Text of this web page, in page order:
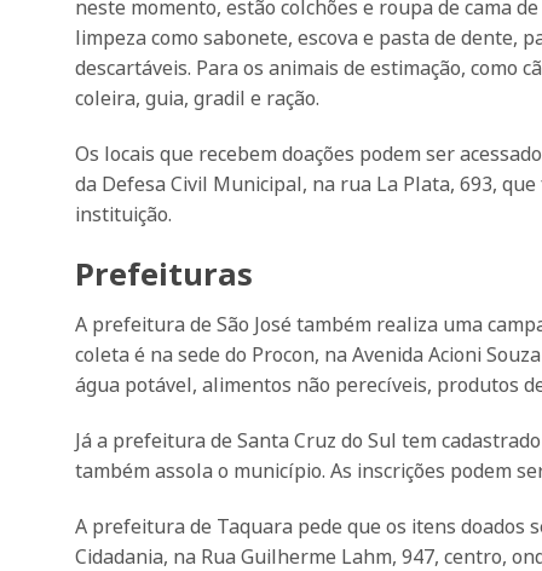
neste momento, estão colchões e roupa de cama
limpeza como sabonete, escova e pasta de dente,
descartáveis. Para os animais de estimação, como
coleira, guia, gradil e ração.
Os locais que recebem doações podem ser
da Defesa Civil Municipal, na rua La Plata, 693,
instituição.
Prefeituras
A prefeitura de São José também realiza uma
coleta é na sede do Procon, na Avenida Acioni
água potável, alimentos não perecíveis, produtos
Já a prefeitura de Santa Cruz do Sul tem
também assola o município. As inscrições podem
A prefeitura de Taquara pede que os itens doados
Cidadania, na Rua Guilherme Lahm, 947, centro,